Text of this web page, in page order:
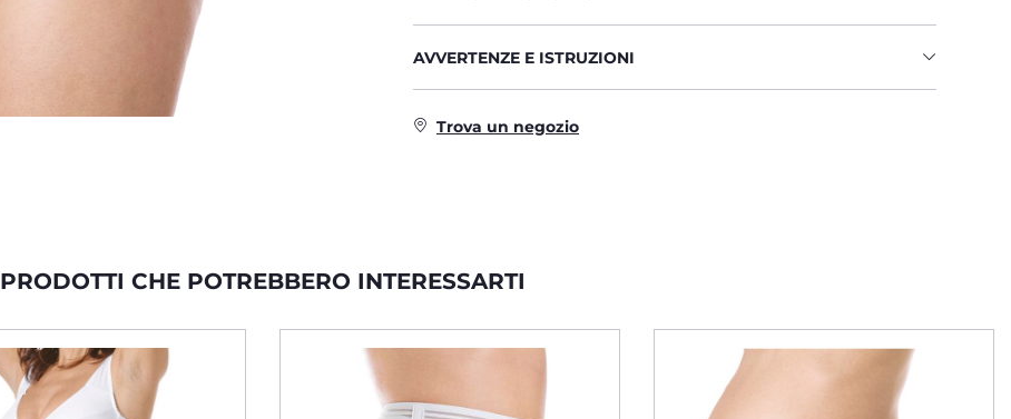
AVVERTENZE E ISTRUZIONI
Trova un negozio
PRODOTTI CHE POTREBBERO INTERESSARTI